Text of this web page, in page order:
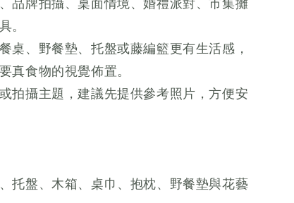
品牌拍攝、桌面情境、婚禮派對、市集攤
。
桌、野餐墊、托盤或藤編籃更有生活感，
真食物的視覺佈置。
拍攝主題，建議先提供參考照片，方便安
托盤、木箱、桌巾、抱枕、野餐墊與花藝